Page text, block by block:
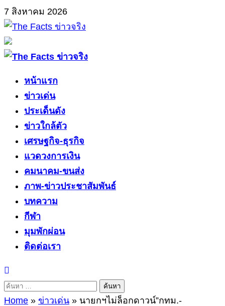
Skip
to
content
7 สิงหาคม 2026
Primary
หน้าแรก
ข่าวเด่น
ประเด็นดัง
ข่าวใกล้ตัว
เศรษฐกิจ-ธุรกิจ
แวดวงการเงิน
คมนาคม-ขนส่ง
ภาพ-ข่าวประชาสัมพันธ์
บทความ
กีฬา
มุมพักผ่อน
ติดต่อเรา
ค้นหา
สำหรับ:
Home » ข่าวเด่น » นายกฯไม่ล็อกดาวน์”กทม.-